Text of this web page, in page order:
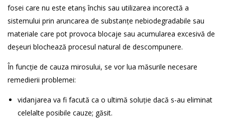
fosei care nu este etanș închis sau utilizarea incorectă a
sistemului prin aruncarea de substanțe nebiodegradabile sau
materiale care pot provoca blocaje sau acumularea excesivă de
deșeuri blochează procesul natural de descompunere.
În funcție de cauza mirosului, se vor lua măsurile necesare
remedierii problemei:
vidanjarea va fi facută ca o ultimă soluție dacă s-au eliminat
celelalte posibile cauze; găsit.